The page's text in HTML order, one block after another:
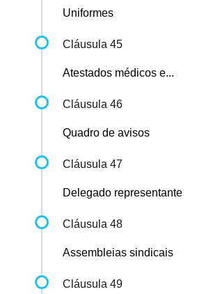
Uniformes
Cláusula 45
Atestados médicos e...
Cláusula 46
Quadro de avisos
Cláusula 47
Delegado representante
Cláusula 48
Assembleias sindicais
Cláusula 49